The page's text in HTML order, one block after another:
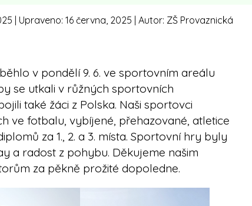
| Upraveno: 16 června, 2025 | Autor: ZŠ Provaznická
v pondělí 9. 6. ve sportovním areálu
se utkali v růžných sportovních
také žáci z Polska. Naši sportovci
ve fotbalu, vybíjené, přehazované, atletice
za 1., 2. a 3. místa. Sportovní hry byly
a radost z pohybu. Děkujeme našim
za pěkně prožité dopoledne.